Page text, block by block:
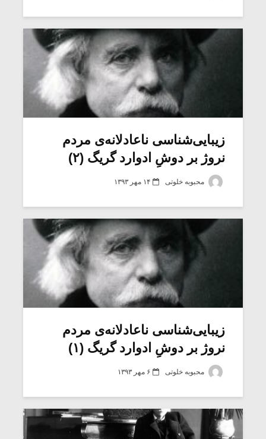
زیبایی‌شناسی ناعادلانه‌ی مردم
نروژ بر دوشِ ادوارد گریگ (۲)
محبوبه خلوتی ۱۴ مهر ۱۳۹۳
زیبایی‌شناسی ناعادلانه‌ی مردم
نروژ بر دوشِ ادوارد گریگ (۱)
محبوبه خلوتی ۶ مهر ۱۳۹۳
میکلوش روژا
یادداشتی بر موسیقی
شیش و نیم»
اگر نمی توانی
مشهورترین باشی،
بدنام ترین باش
سکانسی
موسیقی